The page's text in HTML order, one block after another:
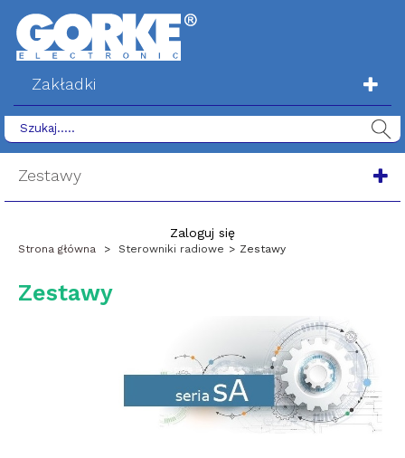
Zakładki
Zestawy
Zaloguj się
Strona główna > Sterowniki radiowe > Zestawy
Zestawy